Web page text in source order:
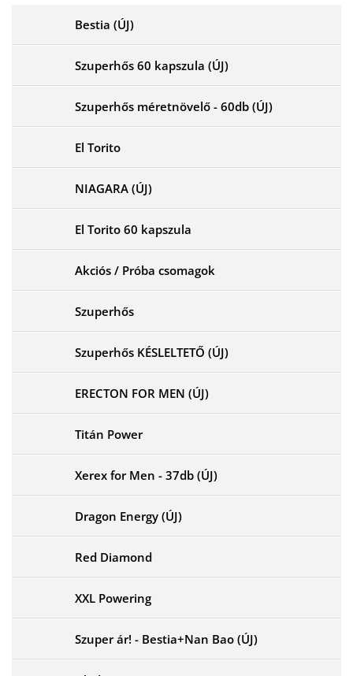
Bestia (ÚJ)
Szuperhős 60 kapszula (ÚJ)
Szuperhős méretnövelő - 60db (ÚJ)
El Torito
NIAGARA (ÚJ)
El Torito 60 kapszula
Akciós / Próba csomagok
Szuperhős
Szuperhős KÉSLELTETŐ (ÚJ)
ERECTON FOR MEN (ÚJ)
Titán Power
Xerex for Men - 37db (ÚJ)
Dragon Energy (ÚJ)
Red Diamond
XXL Powering
Szuper ár! - Bestia+Nan Bao (ÚJ)